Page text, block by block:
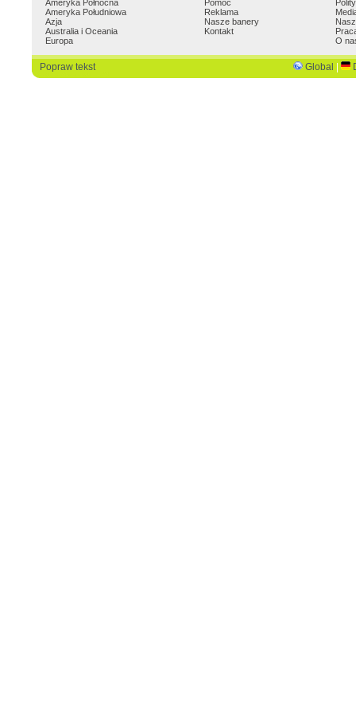
Ameryka Północna
Ameryka Południowa
Azja
Australia i Oceania
Europa
Pomoc
Reklama
Nasze banery
Kontakt
O
Popraw tekst Global